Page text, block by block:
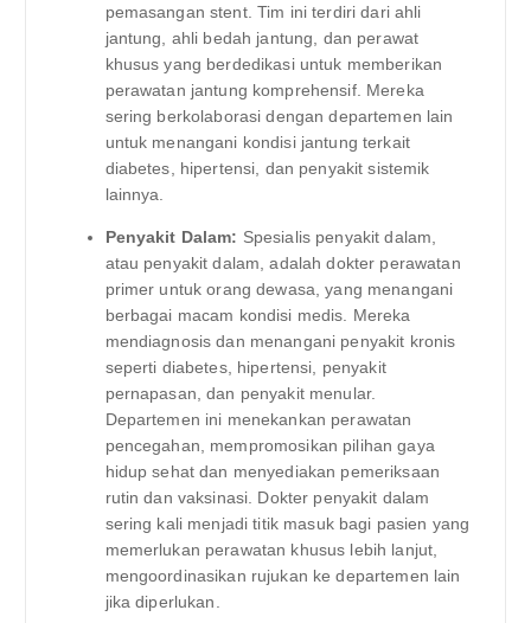
pemasangan stent. Tim ini terdiri dari ahli
jantung, ahli bedah jantung, dan perawat
khusus yang berdedikasi untuk memberikan
perawatan jantung komprehensif. Mereka
sering berkolaborasi dengan departemen lain
untuk menangani kondisi jantung terkait
diabetes, hipertensi, dan penyakit sistemik
lainnya.
Penyakit Dalam: Spesialis penyakit dalam,
atau penyakit dalam, adalah dokter perawatan
primer untuk orang dewasa, yang menangani
berbagai macam kondisi medis. Mereka
mendiagnosis dan menangani penyakit kronis
seperti diabetes, hipertensi, penyakit
pernapasan, dan penyakit menular.
Departemen ini menekankan perawatan
pencegahan, mempromosikan pilihan gaya
hidup sehat dan menyediakan pemeriksaan
rutin dan vaksinasi. Dokter penyakit dalam
sering kali menjadi titik masuk bagi pasien yang
memerlukan perawatan khusus lebih lanjut,
mengoordinasikan rujukan ke departemen lain
jika diperlukan.